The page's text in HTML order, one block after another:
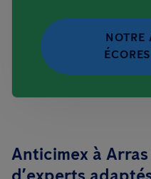
NOTRE
Anticimex à